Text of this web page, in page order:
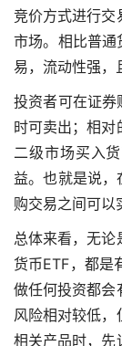
竞价方式进行交
市场。相比普通
易，流动性强，
投资者可在证券
时可卖出；相对
二级市场买入
益。也就是说
购交易之间可以
总体来看，无论
货币ETF，都是
做任何投资都会
风险相对较低，
相关产品时，先